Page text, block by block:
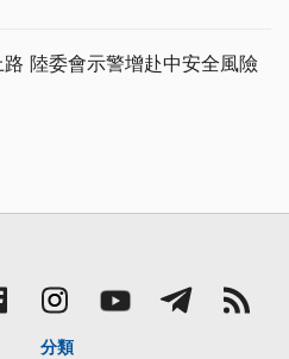
陸委會示警增赴中安全風險
分類